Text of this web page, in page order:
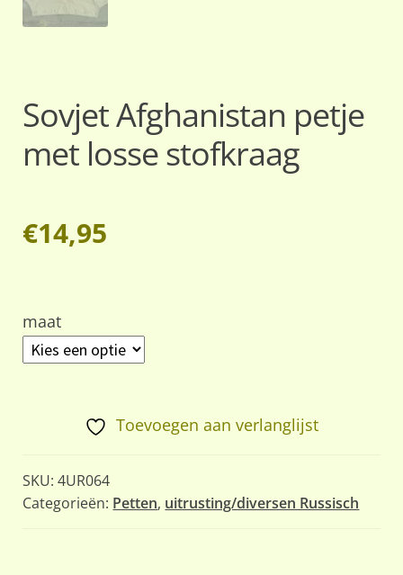
Sovjet Afghanistan petje
met losse stofkraag
€14,95
maat
Toevoegen aan verlanglijst
SKU:4UR064
Categorieën: Petten, uitrusting/diversen Russisch